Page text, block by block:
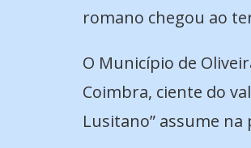
romano chegou ao
O Município de
Coimbra, ciente do
Lusitano” assume